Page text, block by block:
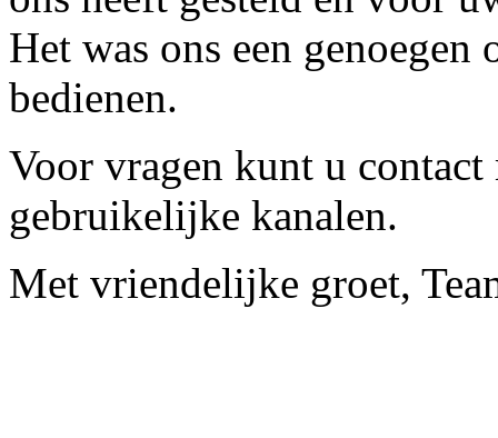
Het was ons een
bedienen.
Voor vragen kunt u contact
gebruikelijke kanalen.
Met vriendelijke groet,